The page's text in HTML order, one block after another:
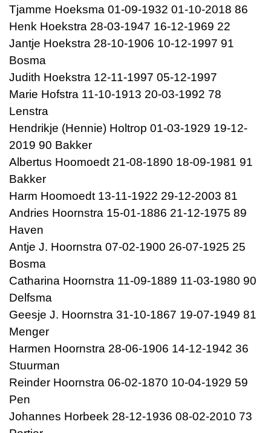
Tjamme Hoeksma 01-09-1932 01-10-2018 86
Henk Hoekstra 28-03-1947 16-12-1969 22
Jantje Hoekstra 28-10-1906 10-12-1997 91
Bosma
Judith Hoekstra 12-11-1997 05-12-1997
Marie Hofstra 11-10-1913 20-03-1992 78
Lenstra
Hendrikje (Hennie) Holtrop 01-03-1929 19-12-
2019 90 Bakker
Albertus Hoomoedt 21-08-1890 18-09-1981 91
Bakker
Harm Hoomoedt 13-11-1922 29-12-2003 81
Andries Hoornstra 15-01-1886 21-12-1975 89
Haven
Antje J. Hoornstra 07-02-1900 26-07-1925 25
Bosma
Catharina Hoornstra 11-09-1889 11-03-1980 90
Delfsma
Geesje J. Hoornstra 31-10-1867 19-07-1949 81
Menger
Harmen Hoornstra 28-06-1906 14-12-1942 36
Stuurman
Reinder Hoornstra 06-02-1870 10-04-1929 59
Pen
Johannes Horbeek 28-12-1936 08-02-2010 73